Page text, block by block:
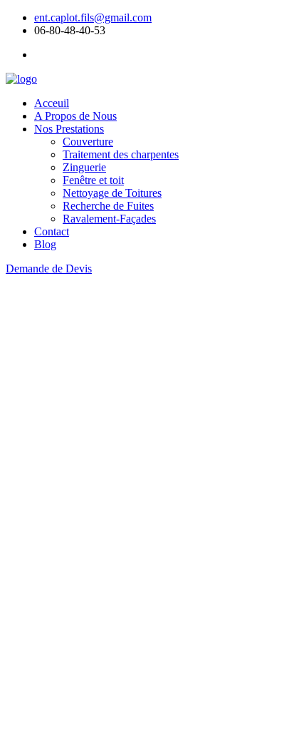
ent.caplot.fils@gmail.com
06-80-48-40-53
Acceuil
A Propos de Nous
Nos Prestations
Couverture
Traitement des charpentes
Zinguerie
Fenêtre et toit
Nettoyage de Toitures
Recherche de Fuites
Ravalement-Façades
Contact
Blog
Demande de Devis